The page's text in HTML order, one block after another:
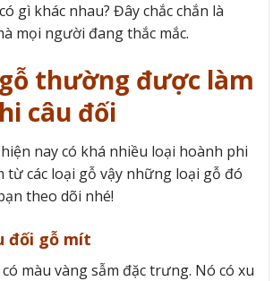
gì khác nhau? Đây chắc chắn là
mọi người đang thắc mắc.
thường được làm
câu đối
nay có khá nhiều loại hoành phi
từ các loại gỗ vậy những loại gỗ đó
theo dõi nhé!
đối gỗ mít
màu vàng sẫm đặc trưng. Nó có xu